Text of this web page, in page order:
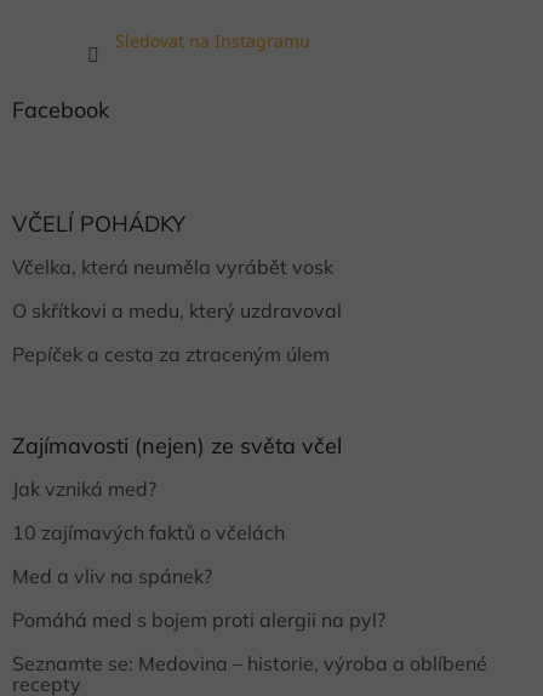
Sledovat na Instagramu
Facebook
VČELÍ POHÁDKY
Včelka, která neuměla vyrábět vosk
O skřítkovi a medu, který uzdravoval
Pepíček a cesta za ztraceným úlem
Zajímavosti (nejen) ze světa včel
Jak vzniká med?
10 zajímavých faktů o včelách
Med a vliv na spánek?
Pomáhá med s bojem proti alergii na pyl?
Seznamte se: Medovina – historie, výroba a oblíbené
recepty